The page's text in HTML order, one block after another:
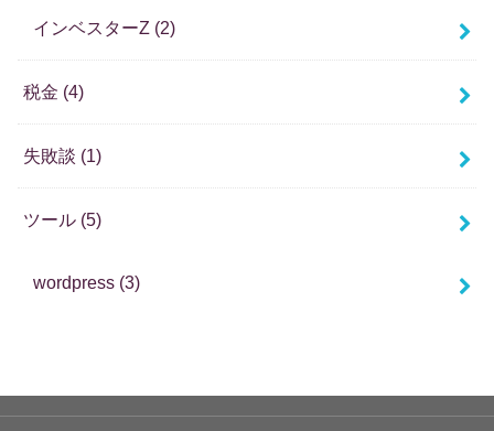
インベスターZ (2)
税金 (4)
失敗談 (1)
ツール (5)
wordpress (3)